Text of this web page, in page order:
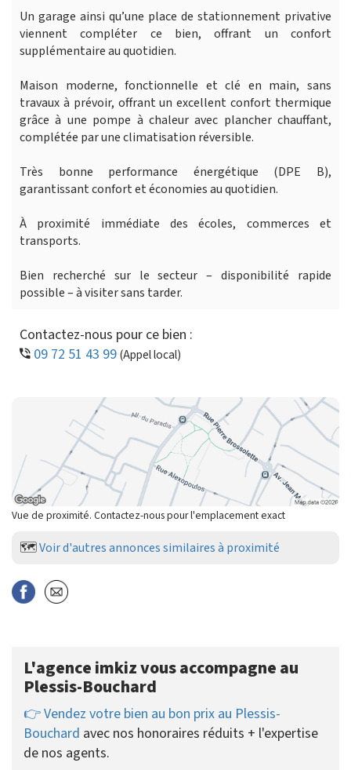
Un garage ainsi qu’une place de stationnement privative
viennent compléter ce bien, offrant un confort
supplémentaire au quotidien.
Maison moderne, fonctionnelle et clé en main, sans
travaux à prévoir, offrant un excellent confort thermique
grâce à une pompe à chaleur avec plancher chauffant,
complétée par une climatisation réversible.
Très bonne performance énergétique (DPE B),
garantissant confort et économies au quotidien.
À proximité immédiate des écoles, commerces et
transports.
Bien recherché sur le secteur – disponibilité rapide
possible – à visiter sans tarder.
Contactez-nous pour ce bien :
09 72 51 43 99(Appel local)
Vue de proximité. Contactez-nous pour l'emplacement exact
🗺️Voir d'autres annonces similaires à proximité
L'agence imkiz vous accompagne au
Plessis-Bouchard
👉 Vendez votre bien au bon prix au Plessis-
Bouchard avec nos honoraires réduits + l'expertise
de nos agents.